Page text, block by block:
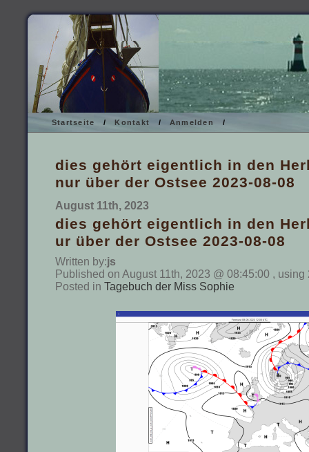
Startseite / Kontakt / Anmelden /
dies gehört eigentlich in den
nur über der Ostsee 2023-08-08
August 11th, 2023
dies gehört eigentlich in den
ur über der Ostsee 2023-08-08
Written by:js
Published on August 11th, 2023 @ 08:45:00 , using
Posted in Tagebuch der Miss Sophie